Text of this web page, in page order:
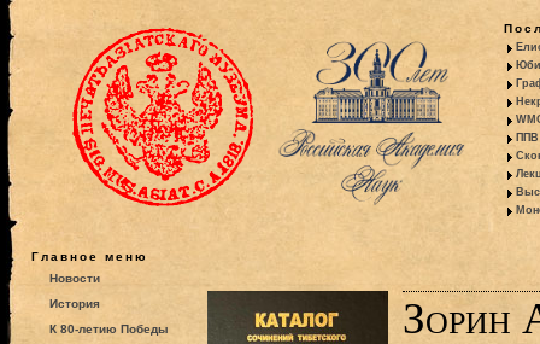
ППВ
Главное меню
Новости
История
К 80-летию Победы
Зорин